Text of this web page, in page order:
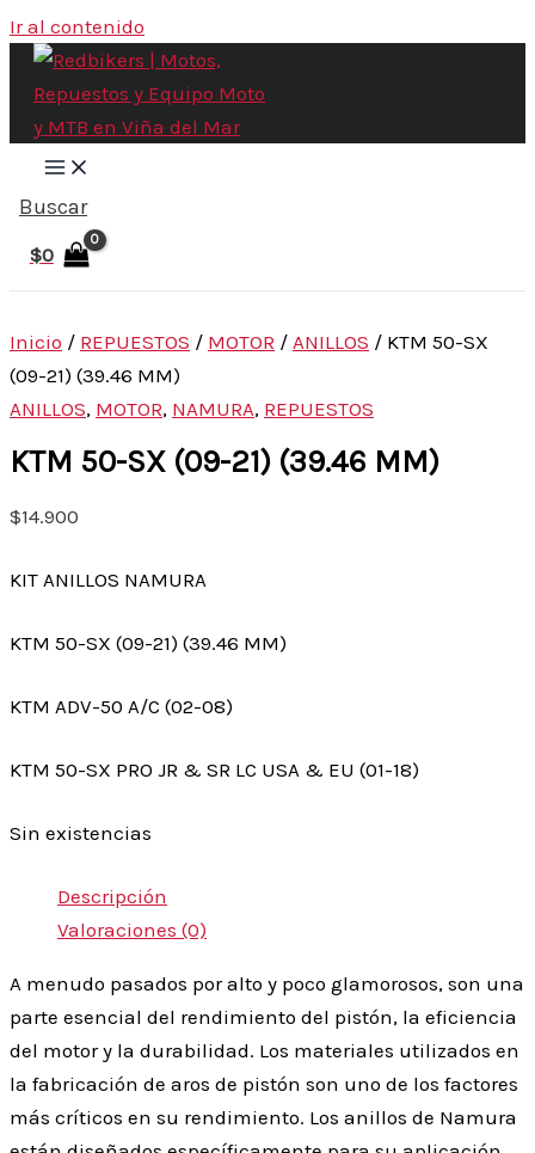
Ir al contenido
Buscar
$0
Inicio / REPUESTOS / MOTOR / ANILLOS / KTM 50-SX
(09-21) (39.46 MM)
ANILLOS, MOTOR, NAMURA, REPUESTOS
KTM 50-SX (09-21) (39.46 MM)
$14.900
KIT ANILLOS NAMURA
KTM 50-SX (09-21) (39.46 MM)
KTM ADV-50 A/C (02-08)
KTM 50-SX PRO JR & SR LC USA & EU (01-18)
Sin existencias
Descripción
Valoraciones (0)
A menudo pasados por alto y poco glamorosos, son una
parte esencial del rendimiento del pistón, la eficiencia
del motor y la durabilidad. Los materiales utilizados en
la fabricación de aros de pistón son uno de los factores
más críticos en su rendimiento. Los anillos de Namura